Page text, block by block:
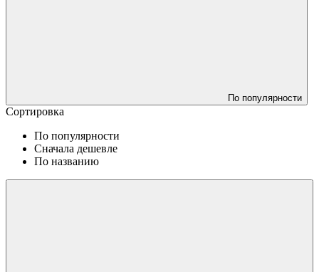
По популярности
Сортировка
По популярности
Сначала дешевле
По названию